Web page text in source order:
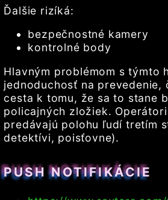
Ďalšie rizíká:
bezpečnostné kamery
kontrolné body
Hlavným problémom s týmto
jednoduchosť na prevedenie,
cesta k tomu, že sa to stane
policajných zložiek. Operátori
predávajú polohu ľudí tretím
detektívi, poisťovne).
PUSH NOTIFIKÁCIE